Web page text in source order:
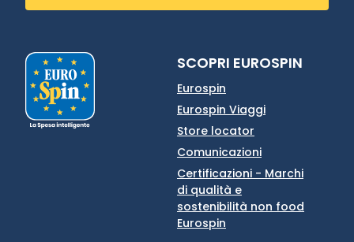
SCOPRI EUROSPIN
Eurospin
Eurospin Viaggi
Store locator
Comunicazioni
Certificazioni - Marchi
di qualità e
sostenibilità non food
Eurospin